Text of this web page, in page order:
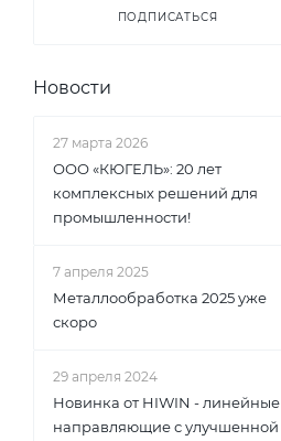
ПОДПИСАТЬСЯ
Новости
27 марта 2026
ООО «КЮГЕЛЬ»: 20 лет
комплексных решений для
промышленности!
7 апреля 2025
Металлообработка 2025 уже
скоро
29 апреля 2024
Новинка от HIWIN - линейные
направляющие с улучшенной